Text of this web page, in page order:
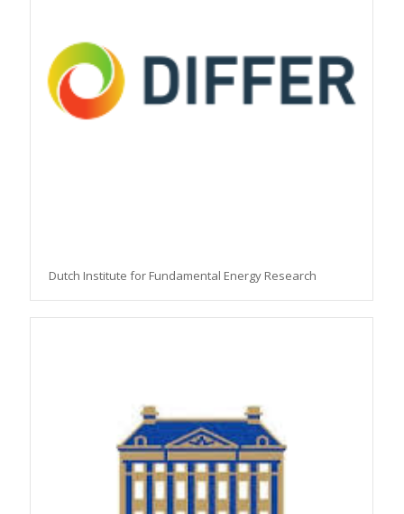
Dutch Institute for Fundamental Energy Research